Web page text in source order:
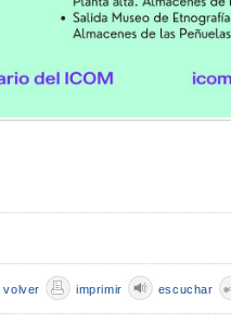
escuchar
imprimir
volver